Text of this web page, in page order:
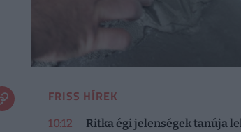
FRISS HÍREK
10:12
Ritka égi jelenségek tanúja